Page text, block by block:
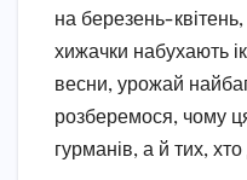
на березень-
хижачки набухають
весни, урожай
розберемося, чому
гурманів, а й тих,